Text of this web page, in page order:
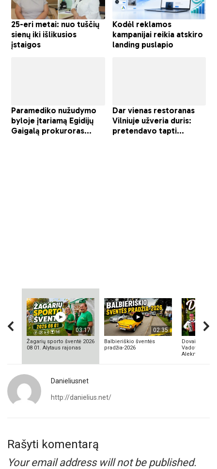
03:17
Žagarių sporto šventė 2026
08 01. Alytaus rajonas
02:35
Balbieriškio šventės
pradžia-2026
Dovainonių
Vadovas
Aleknavičius
Danieliusnet
http://danielius.net/
Rašyti komentarą
Your email address will not be published.